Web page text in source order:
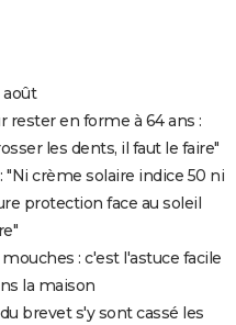
août
rester en forme à 64 ans :
les dents, il faut le faire"
"Ni crème solaire indice 50 ni
protection face au soleil
: c'est l'astuce facile
la maison
brevet s'y sont cassé les